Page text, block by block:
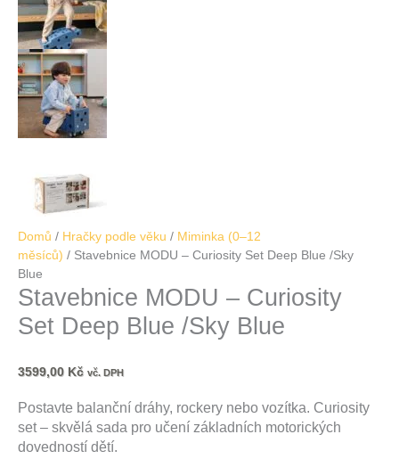
Domů / Hračky podle věku / Miminka (0–12
měsíců) / Stavebnice MODU – Curiosity Set Deep Blue /Sky
Blue
Stavebnice MODU – Curiosity
Set Deep Blue /Sky Blue
3599,00 Kč vč. DPH
Postavte balanční dráhy, rockery nebo vozítka. Curiosity
set – skvělá sada pro učení základních motorických
dovedností dětí.